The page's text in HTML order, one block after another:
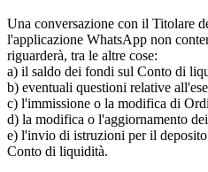
Una conversazione con il Titolare
l'applicazione WhatsApp non
riguarderà, tra le altre cose:
a) il saldo dei fondi sul Conto di
b) eventuali questioni relative
c) l'immissione o la modifica di
d) la modifica o l'aggiornamento
e) l'invio di istruzioni per il
Conto di liquidità.